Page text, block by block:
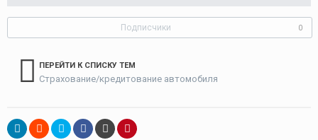
Подписчики 0
ПЕРЕЙТИ К СПИСКУ ТЕМ
Страхование/кредитование автомобиля